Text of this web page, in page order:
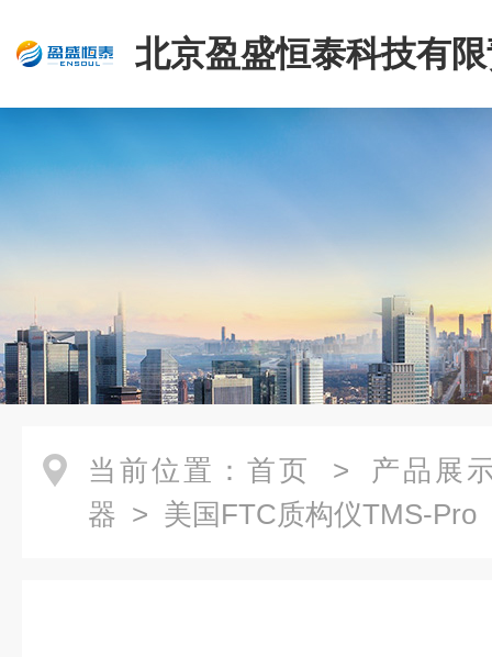
北京盈盛恒泰科技有
司
当前位置： 首页 > 产品展
器 > 美国FTC质构仪TMS-Pro